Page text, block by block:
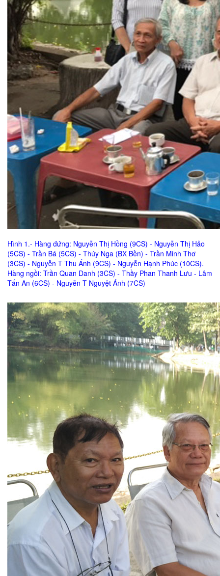
Hình 1.- Hàng đứng: Nguyễn Thị Hồng (9CS) - Nguyễn Thị Hảo
(5CS) - Trần Bá (5CS) - Thúy Nga (BX Bền) - Trần Minh Thơ
(3CS) - Nguyễn T Thu Ánh (9CS) - Nguyễn Hạnh Phúc (10CS).
Hàng ngồi: Trần Quan Danh (3CS) - Thầy Phan Thanh Lưu - Lâm
Tấn An (6CS) - Nguyễn T Nguyệt Ánh (7CS)